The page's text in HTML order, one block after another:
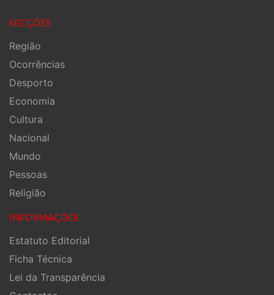
SECÇÕES
Região
Ocorrências
Desporto
Economia
Cultura
Nacional
Mundo
Pessoas
Religião
INFORMAÇÕES
Estatuto Editorial
Ficha Técnica
Lei da Transparência